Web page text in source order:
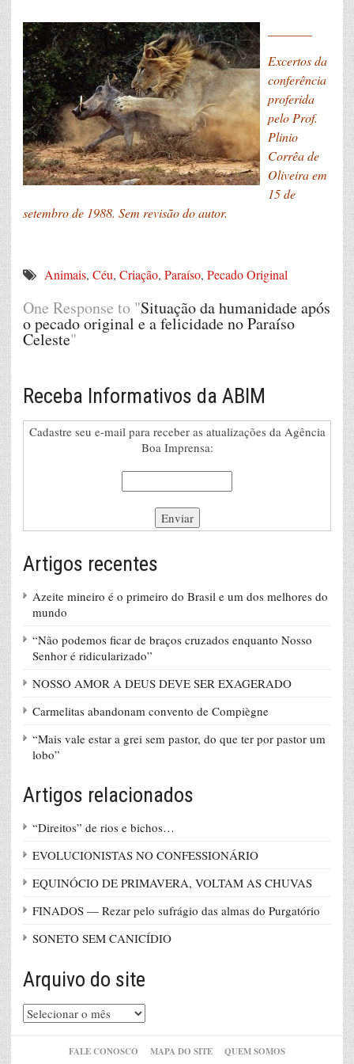
Excertos da
conferência
proferida
pelo Prof.
Plinio
Corrêa de
Oliveira em
15 de
setembro de 1988. Sem revisão do autor.
Animais, Céu, Criação, Paraíso, Pecado Original
One Response to "Situação da humanidade após
o pecado original e a felicidade no Paraíso
Celeste"
Receba Informativos da ABIM
Cadastre seu e-mail para receber as atualizações da Agência
Boa Imprensa:
Artigos recentes
Azeite mineiro é o primeiro do Brasil e um dos melhores do
mundo
“Não podemos ficar de braços cruzados enquanto Nosso
Senhor é ridicularizado”
NOSSO AMOR A DEUS DEVE SER EXAGERADO
Carmelitas abandonam convento de Compiègne
“Mais vale estar a grei sem pastor, do que ter por pastor um
lobo”
Artigos relacionados
“Direitos” de rios e bichos…
EVOLUCIONISTAS NO CONFESSIONÁRIO
EQUINÓCIO DE PRIMAVERA, VOLTAM AS CHUVAS
FINADOS — Rezar pelo sufrágio das almas do Purgatório
SONETO SEM CANICÍDIO
Arquivo do site
Arquivo
do
FALE CONOSCO MAPA DO SITE QUEM SOMOS